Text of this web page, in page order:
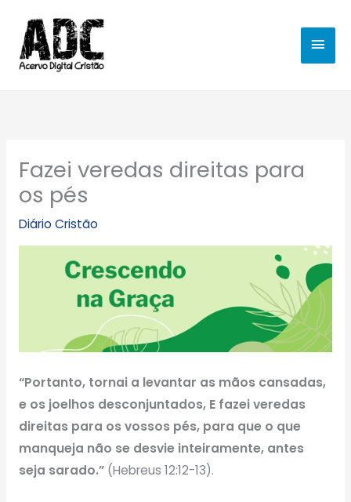
para
conteúdo
Fazei veredas direitas para
os pés
Diário Cristão
“Portanto, tornai a levantar as mãos cansadas,
e os joelhos desconjuntados, E fazei veredas
direitas para os vossos pés, para que o que
manqueja não se desvie inteiramente, antes
seja sarado.”(Hebreus 12:12-13).